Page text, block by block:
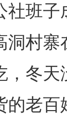
班子
洞村
，冬
的老